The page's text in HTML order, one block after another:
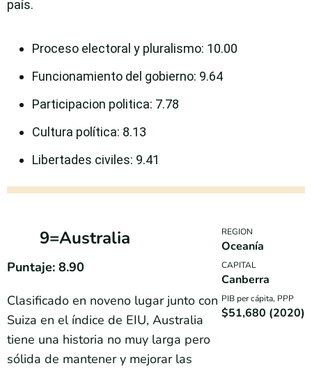
país.
Proceso electoral y pluralismo: 10.00
Funcionamiento del gobierno: 9.64
Participacion politica: 7.78
Cultura política: 8.13
Libertades civiles: 9.41
9=Australia
Puntaje: 8.90
Clasificado en noveno lugar junto con
Suiza en el índice de EIU, Australia
tiene una historia no muy larga pero
sólida de mantener y mejorar las
REGION
Oceanía
CAPITAL
Canberra
PIB per cápita, PPP
$51,680 (2020)